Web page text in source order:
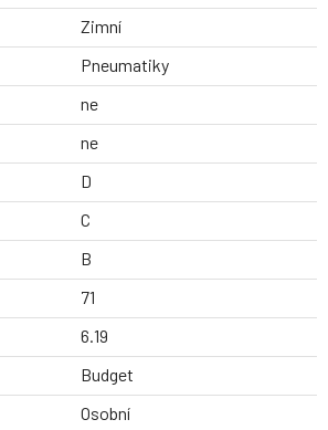
Zimní
Pneumatiky
ne
ne
D
C
B
71
6.19
Budget
Osobní